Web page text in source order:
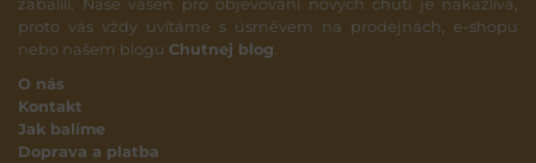
zabalili. Naše vášeň pro objevování nových chutí je nakažlivá,
proto vás vždy uvítáme s úsměvem na prodejnách, e-shopu
nebo našem blogu Chutnej blog
O nás
Kontakt
Jak balíme
Doprava a platba